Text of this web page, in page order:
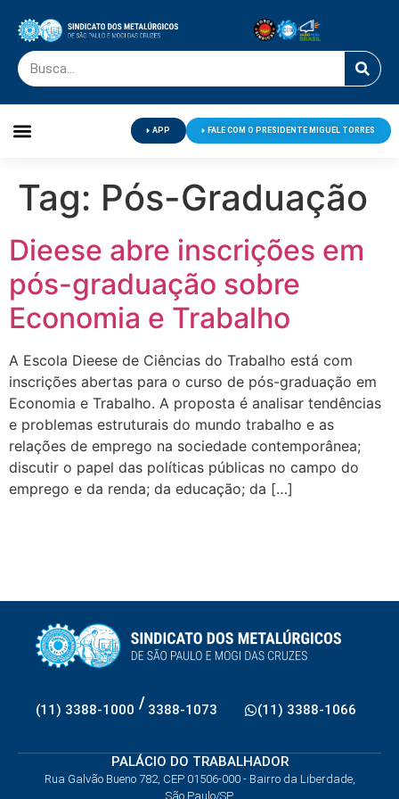
APP FALE COM O PRESIDENTE MIGUEL TORRES
Tag: Pós-Graduação
Dieese abre inscrições em
pós-graduação sobre
Economia e Trabalho
A Escola Dieese de Ciências do Trabalho está com
inscrições abertas para o curso de pós-graduação em
Economia e Trabalho. A proposta é analisar tendências
e problemas estruturais do mundo trabalho e as
relações de emprego na sociedade contemporânea;
discutir o papel das políticas públicas no campo do
emprego e da renda; da educação; da […]
(11) 3388-1000 / 3388-1073 (11) 3388-1066
PALÁCIO DO TRABALHADOR
Rua Galvão Bueno 782, CEP 01506-000 - Bairro da Liberdade,
São Paulo/SP